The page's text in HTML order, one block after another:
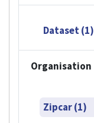
Dataset (1)
Organisation
Zipcar (1)